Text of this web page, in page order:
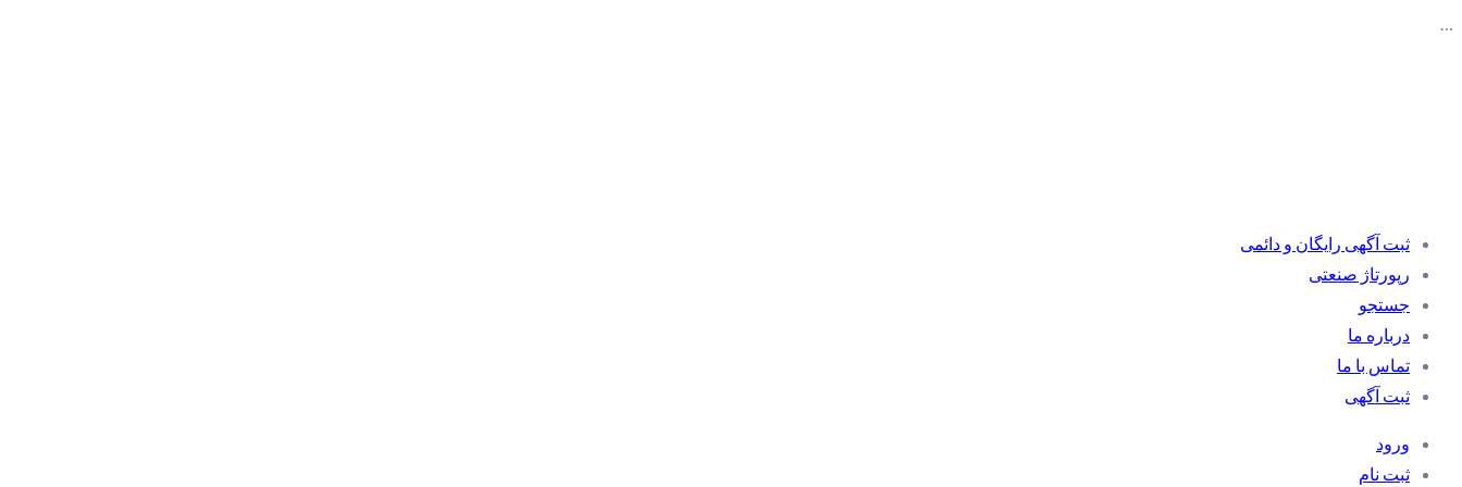
…
ثبت آگهی رایگان و دائمی
رپورتاژ صنعتی
جستجو
درباره ما
تماس با ما
ثبت آگهی
ورود
ثبت نام